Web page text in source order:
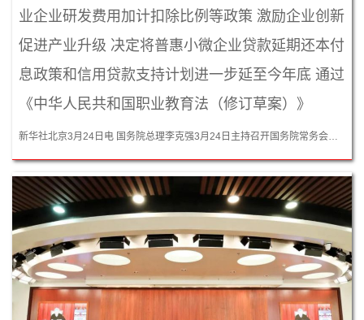
业企业研发费用加计扣除比例等政策 激励企业创新
促进产业升级 决定将普惠小微企业贷款延期还本付
息政策和信用贷款支持计划进一步延至今年底 通过
《中华人民共和国职业教育法（修订草案）》
新华社北京3月24日电 国务院总理李克强3月24日主持召开国务院常务会议，部署实施提高制造业企业研发费用加计扣除比例等政策，激励企业创新，促进产业升级；决定将普惠小微企业贷款延期还本付息政策和信用贷款支持计划进一步延至今年底；通过《中华人民共和国职业教育法（修订草案）》。...